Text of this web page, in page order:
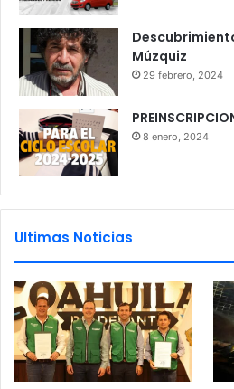
Múzquiz
29 febrero, 2024
8 enero, 2024
Ultimas Noticias